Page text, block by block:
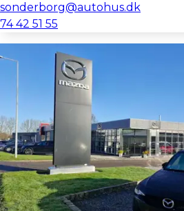
sonderborg@autohus.dk
74 42 51 55